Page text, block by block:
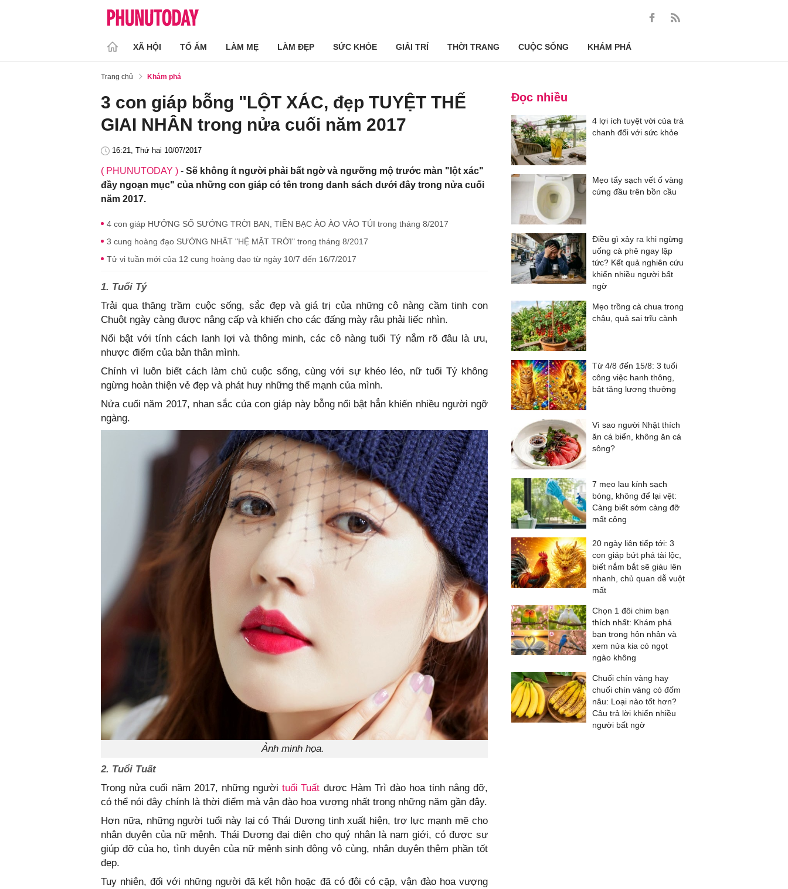
XÃ HỘI TỔ ẤM LÀM MẸ LÀM ĐẸP SỨC KHỎE GIẢI TRÍ THỜI TRANG CUỘC SỐNG KHÁM PHÁ
Trang chủ Khám phá
3 con giáp bỗng "LỘT XÁC, đẹp TUYỆT THẾ
GIAI NHÂN trong nửa cuối năm 2017
16:21, Thứ hai 10/07/2017
( PHUNUTODAY ) - Sẽ không ít người phải bất ngờ và ngưỡng mộ trước màn "lột xác"
đầy ngoạn mục" của những con giáp có tên trong danh sách dưới đây trong nửa cuối
năm 2017.
4 con giáp HƯỞNG SỐ SƯỚNG TRỜI BAN, TIỀN BẠC ÀO ÀO VÀO TÚI trong tháng 8/2017
3 cung hoàng đạo SƯỚNG NHẤT "HỆ MẶT TRỜI" trong tháng 8/2017
Tử vi tuần mới của 12 cung hoàng đạo từ ngày 10/7 đến 16/7/2017
1. Tuổi Tý
Trải qua thăng trầm cuộc sống, sắc đẹp và giá trị của những cô nàng cầm tinh con
Chuột ngày càng được nâng cấp và khiến cho các đấng mày râu phải liếc nhìn.
Nổi bật với tính cách lanh lợi và thông minh, các cô nàng tuổi Tý nắm rõ đâu là ưu,
nhược điểm của bản thân mình.
Chính vì luôn biết cách làm chủ cuộc sống, cùng với sự khéo léo, nữ tuổi Tý không
ngừng hoàn thiện vẻ đẹp và phát huy những thế mạnh của mình.
Nửa cuối năm 2017, nhan sắc của con giáp này bỗng nổi bật hẳn khiến nhiều người ngỡ
ngàng.
Ảnh minh họa.
2. Tuổi Tuất
Trong nửa cuối năm 2017, những ngườituổi Tuất được Hàm Trì đào hoa tinh nâng đỡ,
có thể nói đây chính là thời điểm mà vận đào hoa vượng nhất trong những năm gần đây.
Hơn nữa, những người tuổi này lại có Thái Dương tinh xuất hiện, trợ lực mạnh mẽ cho
nhân duyên của nữ mệnh. Thái Dương đại diện cho quý nhân là nam giới, có được sự
giúp đỡ của họ, tình duyên của nữ mệnh sinh động vô cùng, nhân duyên thêm phần tốt
đẹp.
Tuy nhiên, đối với những người đã kết hôn hoặc đã có đôi có cặp, vận đào hoa vượng
Đọc nhiều
4 lợi ích tuyệt vời của trà
chanh đối với sức khỏe
Mẹo tẩy sạch vết ố vàng
cứng đầu trên bồn cầu
Điều gì xảy ra khi ngừng
uống cà phê ngay lập
tức? Kết quả nghiên cứu
khiến nhiều người bất
ngờ
Mẹo trồng cà chua trong
chậu, quả sai trĩu cành
Từ 4/8 đến 15/8: 3 tuổi
công việc hanh thông,
bật tăng lương thưởng
Vì sao người Nhật thích
ăn cá biển, không ăn cá
sông?
7 mẹo lau kính sạch
bóng, không để lại vệt:
Càng biết sớm càng đỡ
mất công
20 ngày liên tiếp tới: 3
con giáp bứt phá tài lộc,
biết nắm bắt sẽ giàu lên
nhanh, chủ quan dễ vuột
mất
Chọn 1 đôi chim bạn
thích nhất: Khám phá
bạn trong hôn nhân và
xem nửa kia có ngọt
ngào không
Chuối chín vàng hay
chuối chín vàng có đốm
nâu: Loại nào tốt hơn?
Câu trả lời khiến nhiều
người bất ngờ